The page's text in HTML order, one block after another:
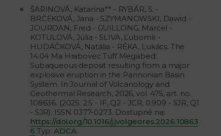
ŠARINOVÁ, Katarína** - RYBÁR, S. -
BRČEKOVÁ, Jana - SZYMANOWSKI, Dawid -
JOURDAN, Fred - GUILLONG, Marcel -
KOTULOVÁ, Júlia - SLIVA, Ľubomír -
HUDÁČKOVÁ, Natália - RÉKA, Lukács. The
14.04 Ma Hrabovec Tuff Megabed:
Subaqueous deposit resulting from a major
explosive eruption in the Pannonian Basin
System. In Journal of Volcanology and
Geothermal Research, 2026, vol. 475, art. no.
108636. (2025: 2.5 - IF, Q2 - JCR, 0.909 - SJR, Q1
- SJR). ISSN 0377-0273. Dostupné na:
https://doi.org/10.1016/j.jvolgeores.2026.10863
6 Typ: ADCA